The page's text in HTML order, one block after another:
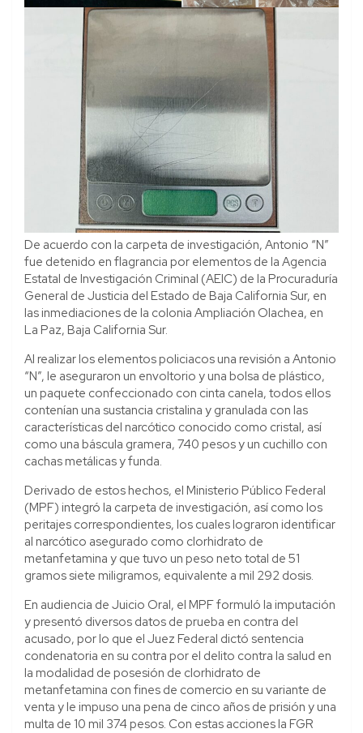
De acuerdo con la carpeta de investigación, Antonio “N”
fue detenido en flagrancia por elementos de la Agencia
Estatal de Investigación Criminal (AEIC) de la Procuraduría
General de Justicia del Estado de Baja California Sur, en
las inmediaciones de la colonia Ampliación Olachea, en
La Paz, Baja California Sur.
Al realizar los elementos policiacos una revisión a Antonio
“N”, le aseguraron un envoltorio y una bolsa de plástico,
un paquete confeccionado con cinta canela, todos ellos
contenían una sustancia cristalina y granulada con las
características del narcótico conocido como cristal, así
como una báscula gramera, 740 pesos y un cuchillo con
cachas metálicas y funda.
Derivado de estos hechos, el Ministerio Público Federal
(MPF) integró la carpeta de investigación, así como los
peritajes correspondientes, los cuales lograron identificar
al narcótico asegurado como clorhidrato de
metanfetamina y que tuvo un peso neto total de 51
gramos siete miligramos, equivalente a mil 292 dosis.
En audiencia de Juicio Oral, el MPF formuló la imputación
y presentó diversos datos de prueba en contra del
acusado, por lo que el Juez Federal dictó sentencia
condenatoria en su contra por el delito contra la salud en
la modalidad de posesión de clorhidrato de
metanfetamina con fines de comercio en su variante de
venta y le impuso una pena de cinco años de prisión y una
multa de 10 mil 374 pesos. Con estas acciones la FGR